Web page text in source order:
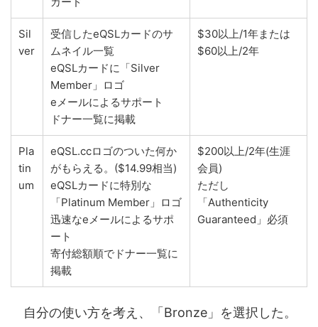
Sil
ver
受信したeQSLカードのサ
ムネイル一覧
eQSLカードに「Silver
Member」ロゴ
eメールによるサポート
ドナー一覧に掲載
$30以上/1年または
$60以上/2年
Pla
tin
um
eQSL.ccロゴのついた何か
がもらえる。($14.99相当)
eQSLカードに特別な
「Platinum Member」ロゴ
迅速なeメールによるサポ
ート
寄付総額順でドナー一覧に
掲載
$200以上/2年(生涯
会員)
ただし
「Authenticity
Guaranteed」必須
自分の使い方を考え、「Bronze」を選択した。